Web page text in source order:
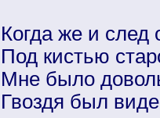
Когда же и след
Под кистью
Мне было
Гвоздя был